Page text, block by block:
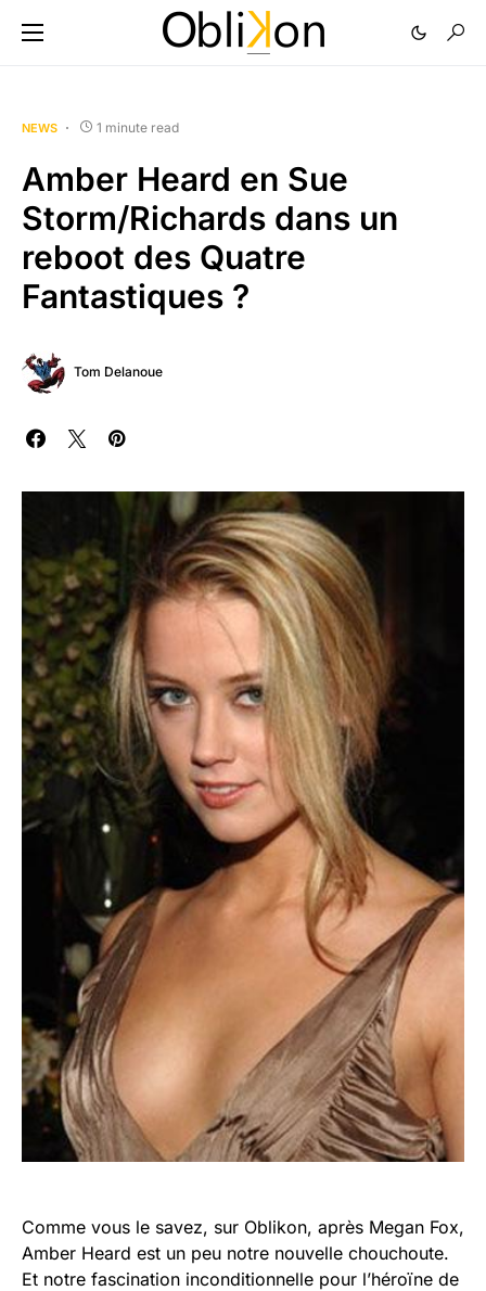
NEWS 1 minute read
Amber Heard en Sue
Storm/Richards dans un
reboot des Quatre
Fantastiques ?
Tom Delanoue
Comme vous le savez, sur Oblikon, après Megan Fox,
Amber Heard est un peu notre nouvelle chouchoute.
Et notre fascination inconditionnelle pour l’héroïne de